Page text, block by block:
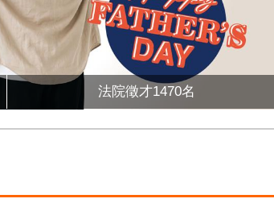
法院徵才1470名